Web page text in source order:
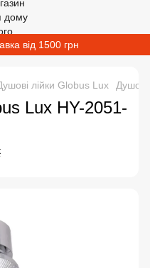
від 1500 грн
лійки Globus Lux
Lux HY-2051-